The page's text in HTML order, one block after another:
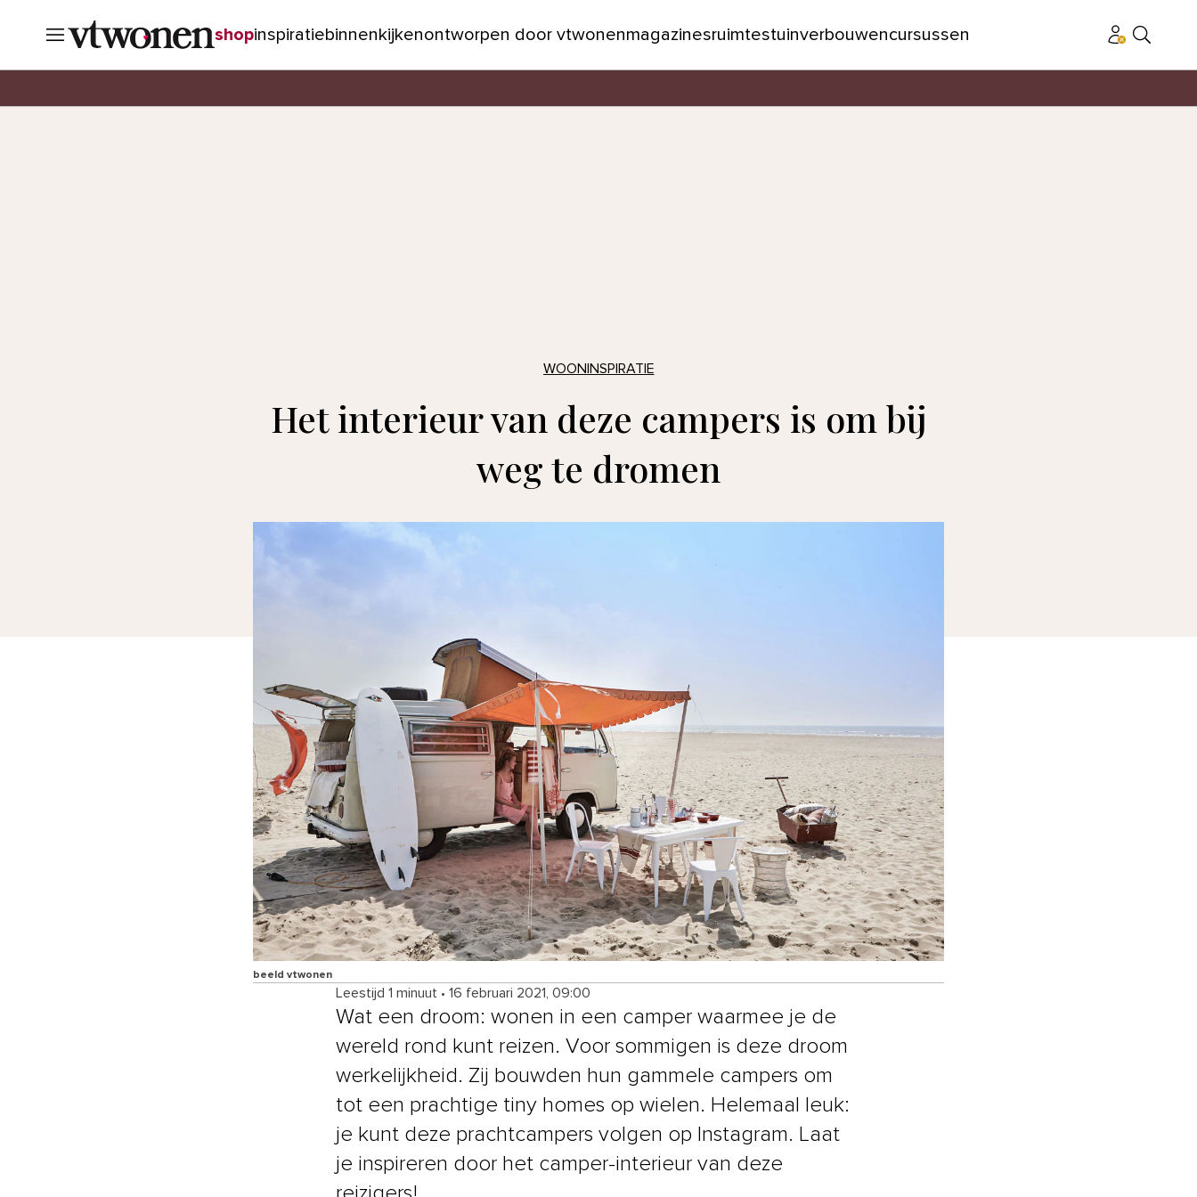
shopinspiratiebinnenkijkenontworpen door vtwonenmagazinesruimtestuinverbouwencursussen
WOONINSPIRATIE
Het interieur van deze campers is om bij
weg te dromen
beeld vtwonen
Leestijd 1 minuut • 16 februari 2021, 09:00
Wat een droom: wonen in een camper waarmee je de
wereld rond kunt reizen. Voor sommigen is deze droom
werkelijkheid. Zij bouwden hun gammele campers om
tot een prachtige tiny homes op wielen. Helemaal leuk:
je kunt deze prachtcampers volgen op Instagram. Laat
je inspireren door het camper-interieur van deze